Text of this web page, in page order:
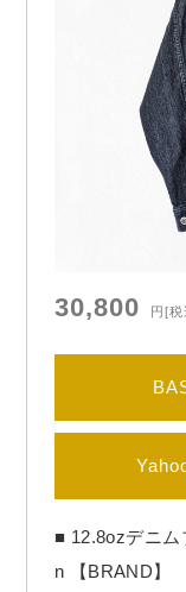
30,800 円[税
■ 12.8ozデニ
n 【BRAND】 amne / アンヌ 【COLOR】 Blac